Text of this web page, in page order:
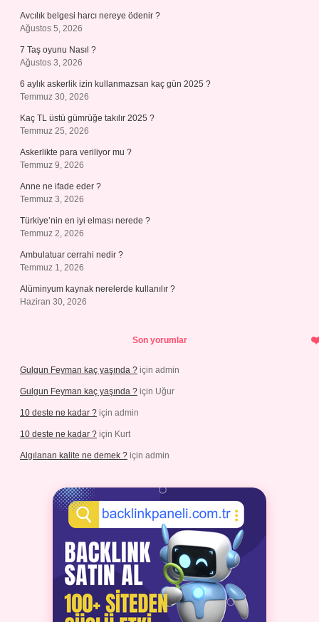
Avcılık belgesi harcı nereye ödenir ?
Ağustos 5, 2026
7 Taş oyunu Nasıl ?
Ağustos 3, 2026
6 aylık askerlik izin kullanmazsan kaç gün 2025 ?
Temmuz 30, 2026
Kaç TL üstü gümrüğe takılır 2025 ?
Temmuz 25, 2026
Askerlikte para veriliyor mu ?
Temmuz 9, 2026
Anne ne ifade eder ?
Temmuz 3, 2026
Türkiye’nin en iyi elması nerede ?
Temmuz 2, 2026
Ambulatuar cerrahi nedir ?
Temmuz 1, 2026
Alüminyum kaynak nerelerde kullanılır ?
Haziran 30, 2026
Son yorumlar
Gulgun Feyman kaç yaşında ? için admin
Gulgun Feyman kaç yaşında ? için Uğur
10 deste ne kadar ? için admin
10 deste ne kadar ? için Kurt
Algılanan kalite ne demek ? için admin